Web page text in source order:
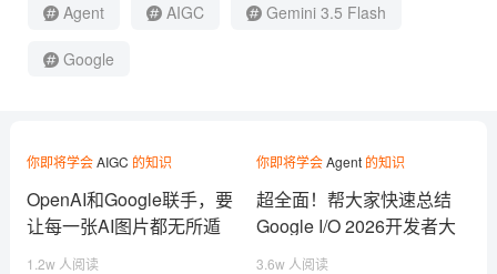
Agent AIGC Gemini 3.5 Flash
Google
你即将学会AIGC 的知识
OpenAI和Google联手，要
让每一张AI图片都无所遁
1.2w 人阅读
你即将学会Agent 的知识
超全面！帮大家快速总结
Google I/O 2026开发者大
3.6w 人阅读